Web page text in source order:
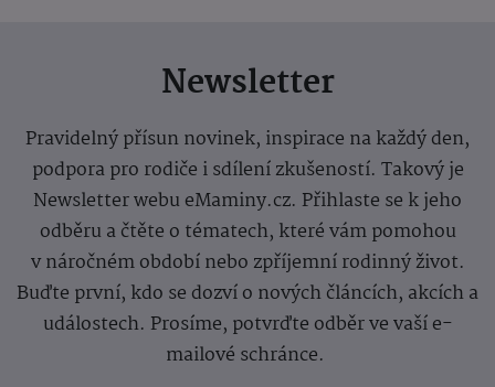
Newsletter
Pravidelný přísun novinek, inspirace na každý den,
podpora pro rodiče i sdílení zkušeností. Takový je
Newsletter webu eMaminy.cz. Přihlaste se k jeho
odběru a čtěte o tématech, které vám pomohou
v náročném období nebo zpříjemní rodinný život.
Buďte první, kdo se dozví o nových článcích, akcích a
událostech. Prosíme, potvrďte odběr ve vaší e-
mailové schránce.